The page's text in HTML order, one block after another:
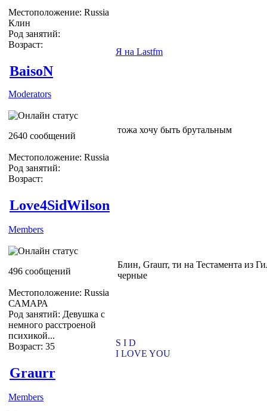
Местоположение: Russia
Клин
Род занятий:
Возраст:
Я на Lastfm
BaisoN
Moderators
2640 сообщений
Местоположение: Russia
Род занятий:
Возраст:
тожа хочу быть брутальным
Love4SidWilson
Members
496 сообщений
Местоположение: Russia
САМАРА
Род занятий: Девушка с
немного расстроеной
психикой...
Возраст: 35
Блин, Graurr, ти на Тестамента из
черные
S I D
I LOVE YOU
Graurr
Members